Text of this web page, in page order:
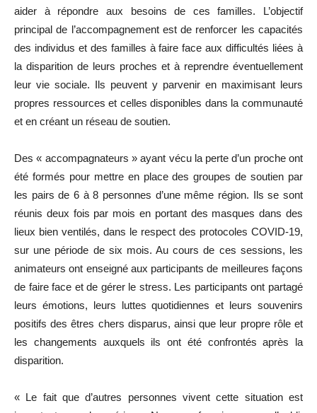
aider à répondre aux besoins de ces familles. L’objectif
principal de l’accompagnement est de renforcer les capacités
des individus et des familles à faire face aux difficultés liées à
la disparition de leurs proches et à reprendre éventuellement
leur vie sociale. Ils peuvent y parvenir en maximisant leurs
propres ressources et celles disponibles dans la communauté
et en créant un réseau de soutien.
Des « accompagnateurs » ayant vécu la perte d’un proche ont
été formés pour mettre en place des groupes de soutien par
les pairs de 6 à 8 personnes d’une même région. Ils se sont
réunis deux fois par mois en portant des masques dans des
lieux bien ventilés, dans le respect des protocoles COVID-19,
sur une période de six mois. Au cours de ces sessions, les
animateurs ont enseigné aux participants de meilleures façons
de faire face et de gérer le stress. Les participants ont partagé
leurs émotions, leurs luttes quotidiennes et leurs souvenirs
positifs des êtres chers disparus, ainsi que leur propre rôle et
les changements auxquels ils ont été confrontés après la
disparition.
« Le fait que d’autres personnes vivent cette situation est